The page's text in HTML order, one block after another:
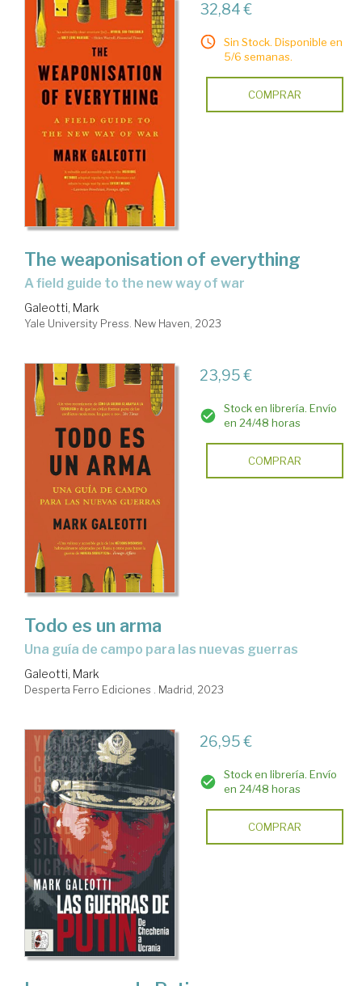
32,84 €
Sin Stock. Disponible en
5/6 semanas.
COMPRAR
The weaponisation of everything
a field guide to the new way of war
Galeotti, Mark
Yale University Press. New Haven, 2023
23,95 €
Stock en librería. Envío
en 24/48 horas
COMPRAR
Todo es un arma
una guía de campo para las nuevas guerras
Galeotti, Mark
Desperta Ferro Ediciones . Madrid, 2023
26,95 €
Stock en librería. Envío
en 24/48 horas
COMPRAR